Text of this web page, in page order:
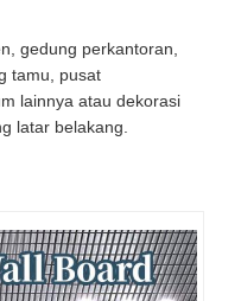
gedung perkantoran,
tamu, pusat
lainnya atau dekorasi
latar belakang.